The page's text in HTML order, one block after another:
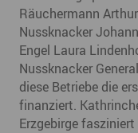
Räuchermann
Nussknacker
Engel Laura
Nussknacker
diese Betriebe die
finanziert.
Erzgebirge